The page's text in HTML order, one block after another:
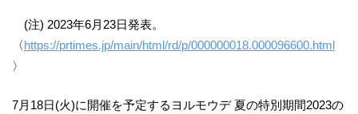
(注) 2023年6月23日発表。
〈https://prtimes.jp/main/html/rd/p/000000018.000096600.html
〉
7月18日(火)に開催を予定するヨルモウデ 夏の特別期間2023の